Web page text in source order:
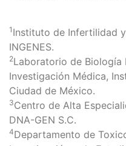
1 Instituto de Infertilidad
INGENES.
2Laboratorio de Biología
Investigación Médica,
Ciudad de México.
3Centro de Alta
DNA-GEN S.C.
4Departamento de